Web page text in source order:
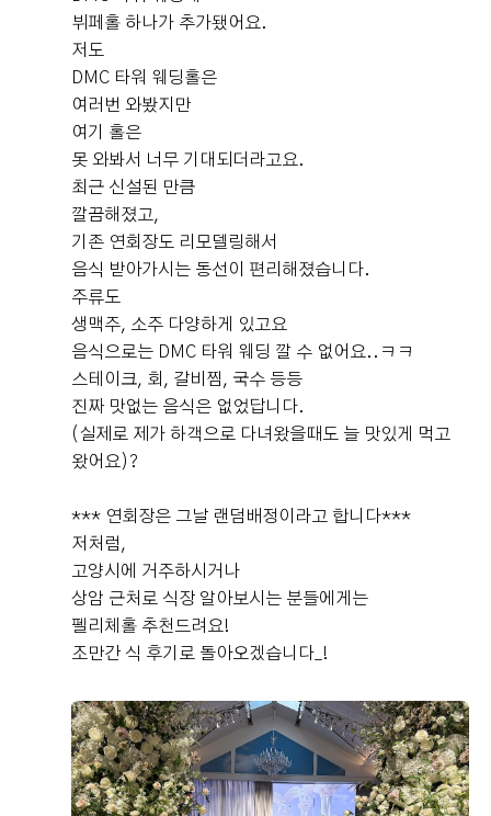
도 매우 깔끔했습니다. 예식이 끝난 후에는 2층에서 정산
을 진행했는데, 방마다 현금 계산기가 준비되어 있어서 금
액 확인도 편했고 무엇보다 프라이빗한 공간에서 차분하게
정산할 수 있다는 점이 좋았습니다. 예식 직후에는 정신이
없을 수 있는데 별도의 공간에서 여유 있게 마무리할 수 있
어서 만족스러웠어요. ​ ✨ 총평 처음 투어를 갔을 때부터 원
픽이었던 DMC타워웨딩 펠리체홀이었는데, 본식을 마치
고 나니 선택을 정말 잘했다는 생각이 들었습니다. 신부대
기실부터 본식홀, 자연광, 생화 장식, 5중주 연주, 매끄러
고 나니 아쉬움보다는 만족감이 훨씬 컸습니다. 다시 결혼
식을 준비한다고 해도 저는 고민 없이 DMC타워웨딩 펠리
체홀을 선택할 것 같아요. 펠리체홀을 고민하고 계신 예신
님들께 자신 있게 추천드립니다!
셔도 된답니다🤵 연회장의 첫 느낌은 정말 너무 깔끔하고
넓다!!! dmc타워웨딩은 3개의 홀이 동시에 진행되는 형태
에요 ​그에 비해서 연회장이 너무 좁지는 않을까 걱정했는
데 지하에 2개의 큰 연회장이 있고 내부에서도 홀이 사로
나눠지는 형태에요 이렇게 다른 하객들과 겹치지 않아 좋
았어요! 시식은 예식이 시작하기 전에 진행되는 형태다 보
니 어떤 느낌일지 궁금했는데 ​ 그냥 뷔페를 우리가 처음 먹
는거였어요 준비도 너무 깔끔.. ​ 어른분들과 결혼식장을 다
녀보면 다들 찾으시는 도가니탕.. ​ 저는 먹은 시식중에 도
가니탕이 진짜 1등 이었어요👍 ​ 밖에서 팔아도 사먹었을 정
도..ㅎㅎ ​ 다들 궁금하실 회 종류는 많지는 않은 편이었어
요 대신에 회를 정말 두툼하게 썰어주더라구요 육회도 냉
동 아니라 자꾸만 먹게 되는...^^ 디저트에서 한 번 더 놀
란.. 종류가 뭐이리 많은지! ​ 아쉽게 과일이 많은 느낌은 아
니었지만 쿠키나 빵 종류는 너무 많았고 맛도 완젼 깔끔 너
무 달지도 않고!! 음식에 대한 전체적인 평은 너무 깔끔하고
맛있다!!! 웨딩에서 가장 중요한 부분이 밥이라 조금 걱정하
기도 했었는데 부모님고 정갈하고 맛도 괜찮다고 만족해
장 잘 잡았다 생각드는 하루👍👍 ​ 주차장은 건물에 워낙 넓
으니 걱정 안 하셔도 됩니다~ 단, 예식장 손님들과 혼주차
량 등으로 지하 4층 부터 주차하시면 빠를 것 같아요 ​ 시식
하시고 키오스크에 차량 등록하면 90분 무료로 이용할 수
있어요~~
안녕하세요. 소새댁입니다. 작년 6월부터 시작해서 약1년
을 준비한 결혼식이 드디어 끝났어요ㅎㅎㅎㅎ 오늘의 후
기는 저의 베뉴였던 DMC 타워웨딩 4F 펠리체홀 입니다.
일단 저는 웨딩홀을 알아볼때 첫번째로 밝은홀을 원했어
요. 저희는 약 4군데의 웨딩홀을 투어했었는데 그 후기는
나중에 천천히 올리도록 하겠습니다. 펠리체홀이 사실 저
희의 예산보다 조금 더 비싸긴 했지만 주차, 밥, 식대, 시간
종합적으로 따져볼때 안할이유가 없는 홀이여서 선택하게
되었습니다. 당일 로비사진입니다. DMC 타워웨딩은 총
이렇게 5중주 연주가 울리고 있을거에요. 친구가 사진찍어
보내준 사진인데 좋았다고 하네요. 그리고 4층까지 에스컬
레이터도 있고 지하주차장과 연결된 엘레베이터도 있어서
하객들이 편했다고 많이 말씀해주셨어요. 서울에서 결혼식
을 할때 하객들 입장에서 주차도 매우 중요하다고 생각하
는데, DMC타워웨딩은 주차도 바로 옆건물 한샘주차장, 근
아요. 4층 펠리체홀 포토테이블 사진입니다. 5*7 사이즈로
5장 출력해가면 이렇게 액자에 넣어서 올려주세요! 이젤은
1개 준비해주시는데, 저희는 웨딩액자 가져가서 올려뒀습
니다 ㅎㅎㅎ 그리고 본식 당일 펠리체홀 사진입니다. 채광
후기가 도움이 되었나요?
갓생쥬쥬 예식후기
2026-07-29 20명 읽음
뷔페홀 하나가 추가됐어요.
저도
DMC 타워 웨딩홀은
여러번 와봤지만
여기 홀은
못 와봐서 너무 기대되더라고요.
최근 신설된 만큼
깔끔해졌고,
기존 연회장도 리모델링해서
음식 받아가시는 동선이 편리해졌습니다.
주류도
생맥주, 소주 다양하게 있고요
음식으로는 DMC 타워 웨딩 깔 수 없어요..ㅋㅋ
스테이크, 회, 갈비찜, 국수 등등
진짜 맛없는 음식은 없었답니다.
(실제로 제가 하객으로 다녀왔을때도 늘 맛있게 먹고
왔어요)?
*** 연회장은 그날 랜덤배정이라고 합니다***
저처럼,
고양시에 거주하시거나
상암 근처로 식장 알아보시는 분들에게는
펠리체홀 추천드려요!
조만간 식 후기로 돌아오겠습니다_!